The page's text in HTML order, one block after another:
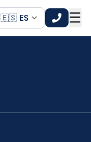
🇪🇸 ES ☰